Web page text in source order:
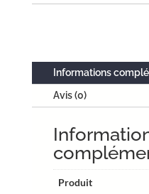
32A
–
Informations
Avis (0)
Produit